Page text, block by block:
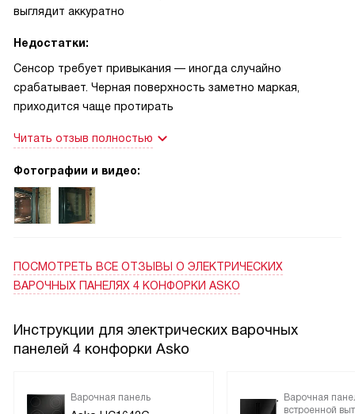
выглядит аккуратно
Недостатки:
Сенсор требует привыкания — иногда случайно
срабатывает. Черная поверхность заметно маркая,
приходится чаще протирать
Читать отзыв полностью
Фотографии и видео:
ПОСМОТРЕТЬ ВСЕ ОТЗЫВЫ О ЭЛЕКТРИЧЕСКИХ
ВАРОЧНЫХ ПАНЕЛЯХ 4 КОНФОРКИ ASKO
Инструкции для электрических варочных
панелей 4 конфорки Asko
Варочная панель
Варочная
встроенной